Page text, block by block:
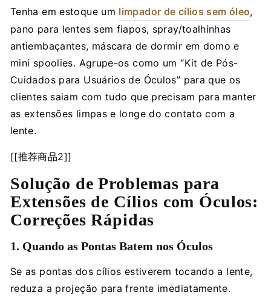
Tenha em estoque um limpador de cílios sem óleo,
pano para lentes sem fiapos, spray/toalhinhas
antiembaçantes, máscara de dormir em domo e
mini spoolies. Agrupe-os como um “Kit de Pós-
Cuidados para Usuários de Óculos” para que os
clientes saiam com tudo que precisam para manter
as extensões limpas e longe do contato com a
lente.
[[推荐商品2]]
Solução de Problemas para
Extensões de Cílios com Óculos:
Correções Rápidas
1. Quando as Pontas Batem nos Óculos
Se as pontas dos cílios estiverem tocando a lente,
reduza a projeção para frente imediatamente.